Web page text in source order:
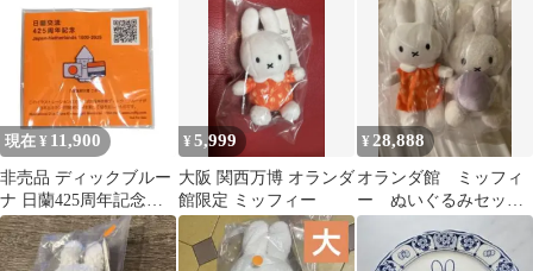
白 大阪 関西 万博
現在 ¥ 11,900
非売品 ディックブルー
ナ 日蘭425周年記念限
定ピンバッジ 日蘭友好
大使ニオくん
¥5,999
大阪 関西万博 オランダ
館限定 ミッフィー
¥ 28,888
オランダ館 ミッフィ
ー ぬいぐるみセッ
ト 万博 BON TON
TOYS